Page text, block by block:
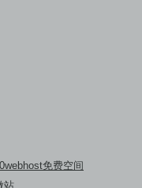
免费空间
站